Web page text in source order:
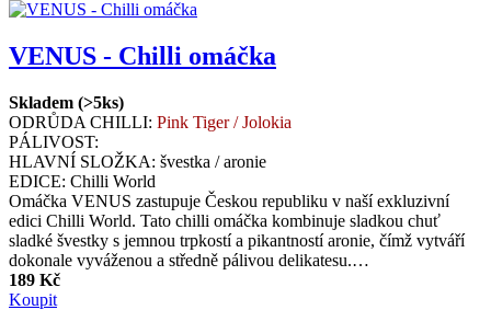
VENUS - Chilli omáčka
Skladem (>5ks)
ODRŮDA CHILLI: Pink Tiger / Jolokia
PÁLIVOST:
HLAVNÍ SLOŽKA: švestka / aronie
EDICE: Chilli World
Omáčka VENUS zastupuje Českou republiku v naší exkluzivní
edici Chilli World. Tato chilli omáčka kombinuje sladkou chuť
sladké švestky s jemnou trpkostí a pikantností aronie, čímž vytváří
dokonale vyváženou a středně pálivou delikatesu.…
189 Kč
Koupit